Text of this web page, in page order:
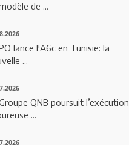
de ...
lance l'A6c en Tunisie: la
...
QNB poursuit l’exécution
...